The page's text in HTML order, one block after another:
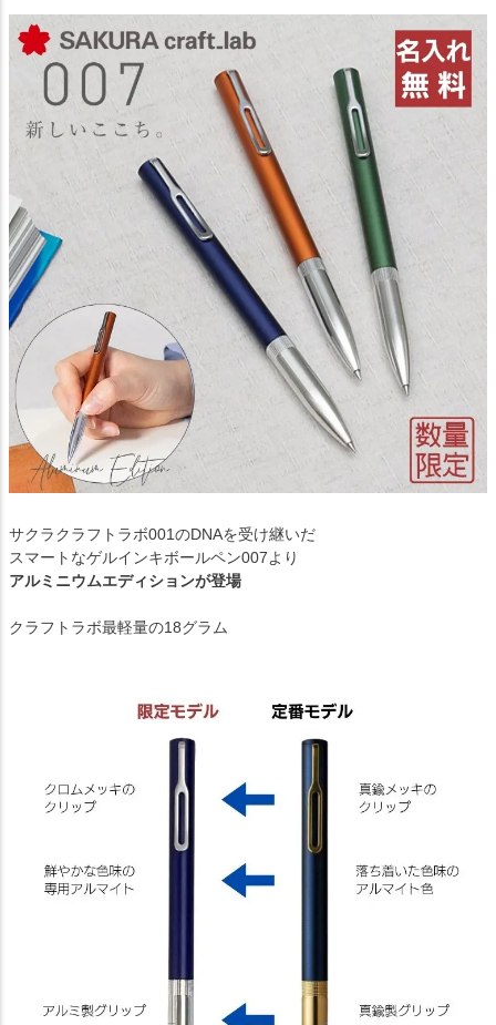
サクラクラフトラボ001のDNAを受け継いだ
スマートなゲルインキボールペン007より
アルミニウムエディションが登場
クラフトラボ最軽量の18グラム